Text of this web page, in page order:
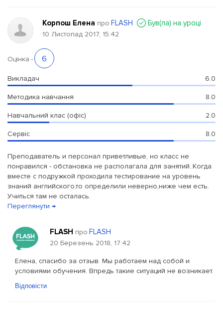
Корпош Елена про FLASH Був(ла) на уроці
10 Листопад 2017, 15:42
Оцінка - 6
Викладач 6.0
Методика навчання 8.0
Навчальний клас (офіс) 2.0
Сервіс 8.0
Преподаватель и персонал приветливые, но класс не
понравился - обстановка не располагала для занятий..Когда
вместе с подружкой проходила тестирование на уровень
знаний английского,то определили неверно,ниже чем есть.
Учиться там не осталась.
Переглянути →
FLASH про FLASH
20 Березень 2018, 17:42
Елена, спасибо за отзыв. Мы работаем над собой и
условиями обучения. Впредь такие ситуаций не возникает.
Відповісти